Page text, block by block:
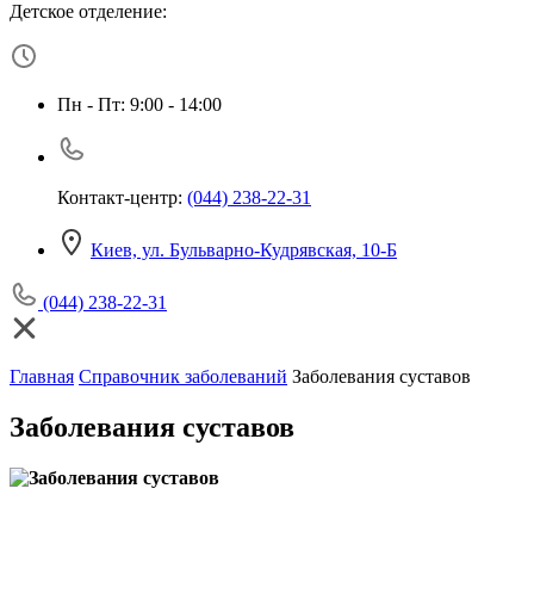
Детское отделение:
Пн - Пт: 9:00 - 14:00
Контакт-центр: (044) 238-22-31
Киев, ул. Бульварно-Кудрявская, 10-Б
(044) 238-22-31
Главная Справочник заболеваний Заболевания суставов
Заболевания суставов